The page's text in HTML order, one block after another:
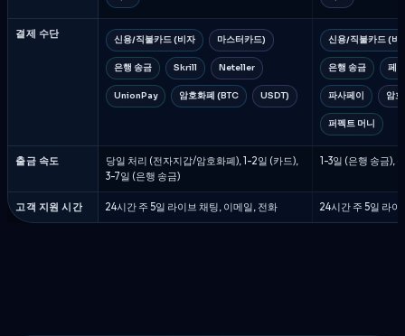
결제 수단 신용/직불카드 (비자 마스터카드)
은행 송금 Skrill Neteller
UnionPay 암호화폐 (BTC USDT)
신용/직불카드 (비
은행 송금 페
파사페이 암
퍼펙트 머니
출금 속도
당일 처리 (전자지갑/암호화폐), 1-2일 (카드),
3-7일 (은행 송금)
1-3일 (은행 송금),
고객 지원 시간 24시간 주 5일 라이브 채팅, 이메일, 전화 24시간 주 5일 라